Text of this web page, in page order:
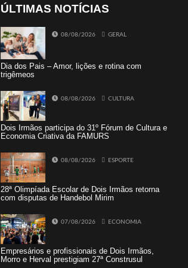
ÚLTIMAS NOTÍCIAS
08/08/2026 GERAL
Dia dos Pais – Amor, lições e rotina com
trigêmeos
08/08/2026 CULTURA
Dois Irmãos participa do 31º Fórum de Cultura e
Economia Criativa da FAMURS
08/08/2026 ESPORTE
28ª Olimpíada Escolar de Dois Irmãos retorna
com disputas de Handebol Mirim
07/08/2026 ECONOMIA
Empresários e profissionais de Dois Irmãos,
Morro e Herval prestigiam 27ª Construsul